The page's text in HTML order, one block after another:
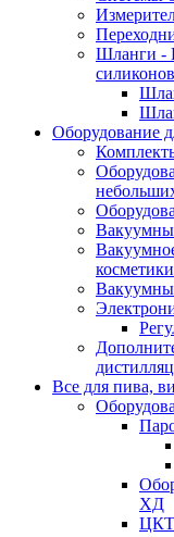
Шланги -
Оборудование
Все для пива,
ХД
ЦКТ